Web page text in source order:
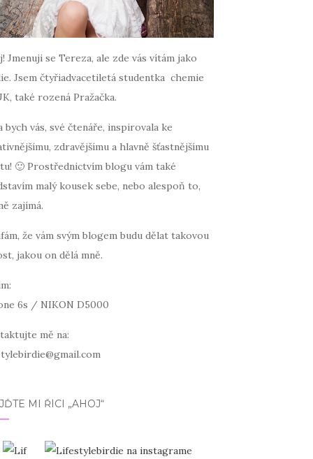
Jmenuji se Tereza, ale zde vás vítám jako
Jsem čtyřiadvacetiletá studentka chemie
také rozená Pražačka.
bych vás, své čtenáře, inspirovala ke
zdravějšímu a hlavně šťastnějšímu
🙂 Prostřednictvím blogu vám také
malý kousek sebe, nebo alespoň to,
zajímá.
že vám svým blogem budu dělat takovou
jakou on dělá mně.
6s / NIKON D5000
mě na:
MI ŘÍCI „AHOJ“